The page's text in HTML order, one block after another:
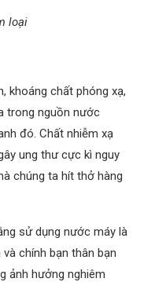
loại
khoáng chất phóng xạ,
trong nguồn nước
đó. Chất nhiễm xạ
ung thư cực kì nguy
chúng ta hít thở hàng
sử dụng nước máy là
chính bạn thân bạn
ảnh hưởng nghiêm